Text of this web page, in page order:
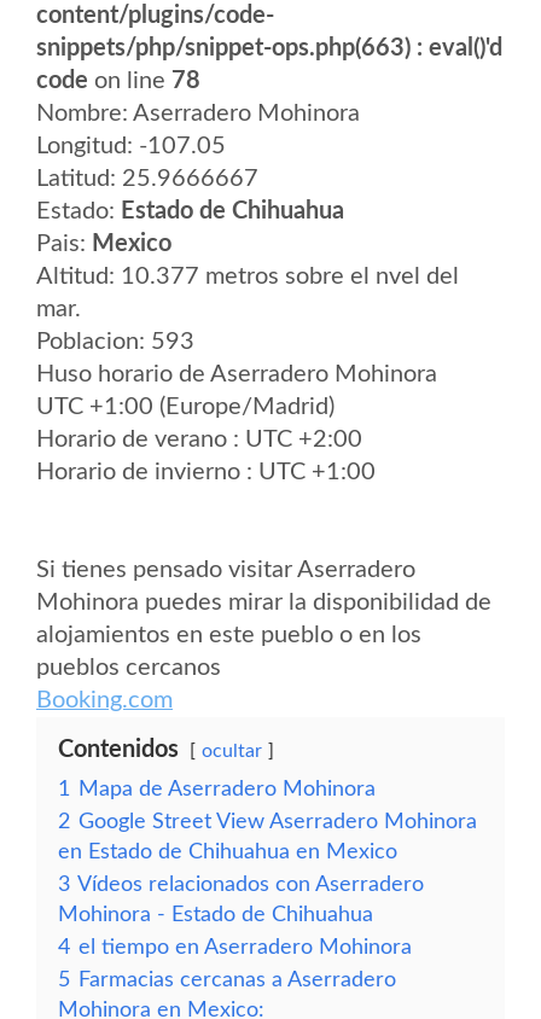
content/plugins/code-
snippets/php/snippet-ops.php(663) : eval()'d
code on line 78
Nombre: Aserradero Mohinora
Longitud: -107.05
Latitud: 25.9666667
Estado: Estado de Chihuahua
Pais: Mexico
Altitud: 10.377 metros sobre el nvel del
mar.
Poblacion: 593
Huso horario de Aserradero Mohinora
UTC +1:00 (Europe/Madrid)
Horario de verano : UTC +2:00
Horario de invierno : UTC +1:00
Si tienes pensado visitar Aserradero
Mohinora puedes mirar la disponibilidad de
alojamientos en este pueblo o en los
pueblos cercanos
Booking.com
Contenidos ocultar
1
Mapa de Aserradero Mohinora
2 Google Street View Aserradero Mohinora
en Estado de Chihuahua en Mexico
3 Vídeos relacionados con Aserradero
Mohinora - Estado de Chihuahua
4 el tiempo en Aserradero Mohinora
5 Farmacias cercanas a Aserradero
Mohinora en Mexico: